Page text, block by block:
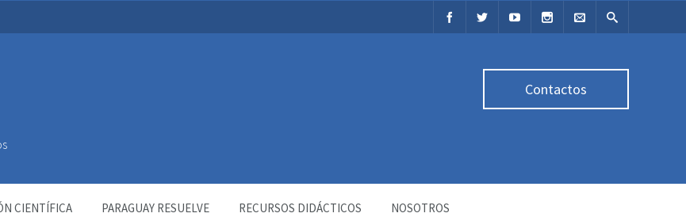
Contactos
CIENTÍFICA PARAGUAY RESUELVE RECURSOS DIDÁCTICOS NOSOTROS